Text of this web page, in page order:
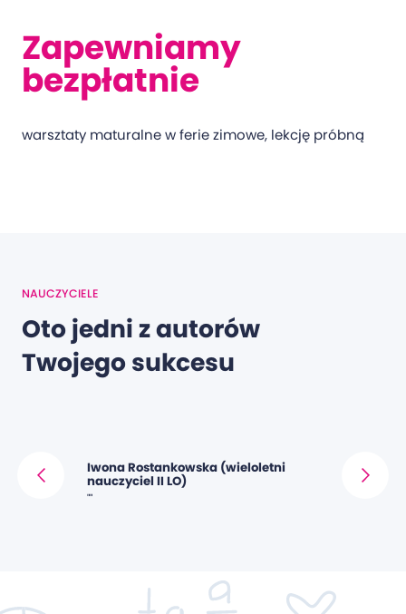
Zapewniamy
bezpłatnie
warsztaty maturalne w ferie zimowe, lekcję próbną
NAUCZYCIELE
Oto jedni z autorów
Twojego sukcesu
Iwona Rostankowska (wieloletni
nauczyciel II LO)
""
Irena